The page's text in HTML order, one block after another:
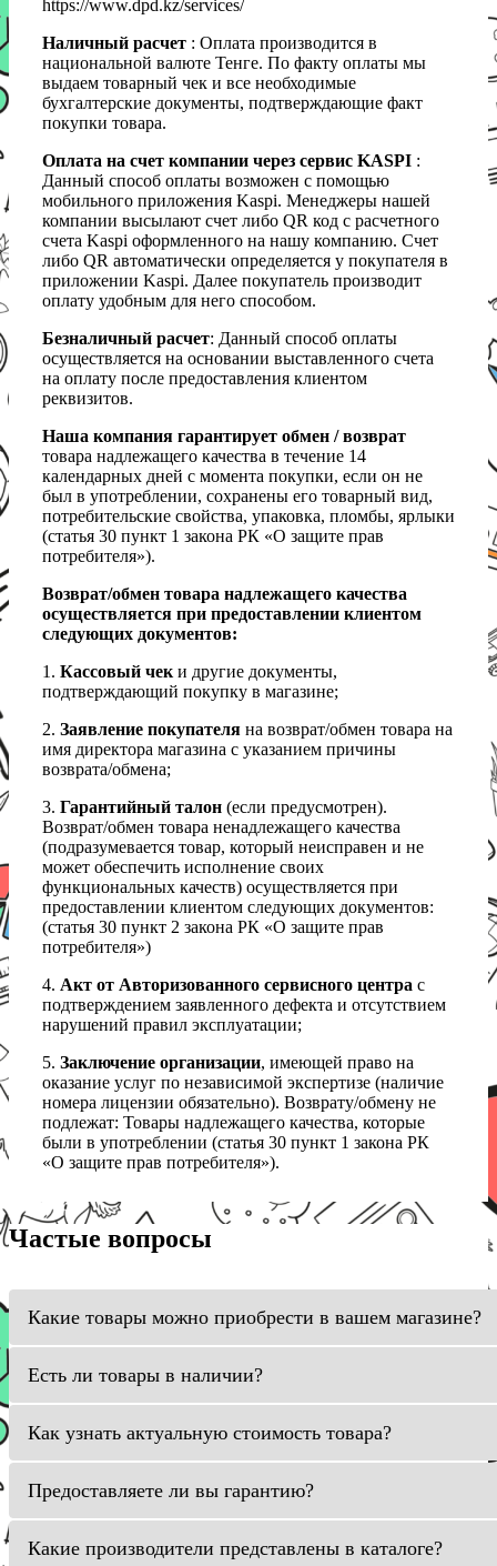
https://www.dpd.kz/services/
Наличный расчет : Оплата производится в
национальной валюте Тенге. По факту оплаты мы
выдаем товарный чек и все необходимые
бухгалтерские документы, подтверждающие факт
покупки товара.
Оплата на счет компании через сервис KASPI :
Данный способ оплаты возможен с помощью
мобильного приложения Kaspi. Менеджеры нашей
компании высылают счет либо QR код с расчетного
счета Kaspi оформленного на нашу компанию. Счет
либо QR автоматически определяется у покупателя в
приложении Kaspi. Далее покупатель производит
оплату удобным для него способом.
Безналичный расчет: Данный способ оплаты
осуществляется на основании выставленного счета
на оплату после предоставления клиентом
реквизитов.
Наша компания гарантирует обмен / возврат
товара надлежащего качества в течение 14
календарных дней с момента покупки, если он не
был в употреблении, сохранены его товарный вид,
потребительские свойства, упаковка, пломбы, ярлыки
(статья 30 пункт 1 закона РК «О защите прав
потребителя»).
Возврат/обмен товара надлежащего качества
осуществляется при предоставлении клиентом
следующих документов:
1. Кассовый чек и другие документы,
подтверждающий покупку в магазине;
2. Заявление покупателя на возврат/обмен товара на
имя директора магазина с указанием причины
возврата/обмена;
3. Гарантийный талон (если предусмотрен).
Возврат/обмен товара ненадлежащего качества
(подразумевается товар, который неисправен и не
может обеспечить исполнение своих
функциональных качеств) осуществляется при
предоставлении клиентом следующих документов:
(статья 30 пункт 2 закона РК «О защите прав
потребителя»)
4. Акт от Авторизованного сервисного центра с
подтверждением заявленного дефекта и отсутствием
нарушений правил эксплуатации;
5. Заключение организации, имеющей право на
оказание услуг по независимой экспертизе (наличие
номера лицензии обязательно). Возврату/обмену не
подлежат: Товары надлежащего качества, которые
были в употреблении (статья 30 пункт 1 закона РК
«О защите прав потребителя»).
Частые вопросы
Какие товары можно приобрести в вашем магазине?
Есть ли товары в наличии?
Как узнать актуальную стоимость товара?
Предоставляете ли вы гарантию?
Какие производители представлены в каталоге?